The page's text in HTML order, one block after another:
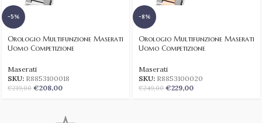
-5%
Orologio Multifunzione Maserati
Uomo Competizione
Maserati
SKU: R8853100018
€219,00 €208,00
-8%
Orologio Multifunzione Maserati
Uomo Competizione
Maserati
SKU: R8853100020
€249,00 €229,00